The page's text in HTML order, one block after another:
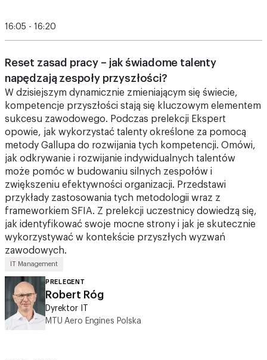
W dzisiejszym dynamicznie zmieniającym się świecie,
kompetencje przyszłości stają się kluczowym elementem
sukcesu zawodowego. Podczas prelekcji Ekspert
opowie, jak wykorzystać talenty określone za pomocą
metody Gallupa do rozwijania tych kompetencji. Omówi,
jak odkrywanie i rozwijanie indywidualnych talentów
może pomóc w budowaniu silnych zespołów i
zwiększeniu efektywności organizacji. Przedstawi
przykłady zastosowania tych metodologii wraz z
frameworkiem SFIA. Z prelekcji uczestnicy dowiedzą się,
jak identyfikować swoje mocne strony i jak je skutecznie
wykorzystywać w kontekście przyszłych wyzwań
zawodowych.
IT Management
PRELEGENT
Robert Róg
Dyrektor IT
MTU Aero Engines Polska